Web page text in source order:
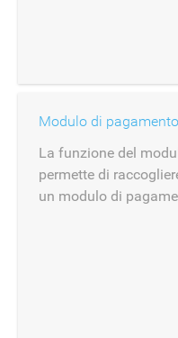
Modulo di
La funzione del
permette di
un modulo di